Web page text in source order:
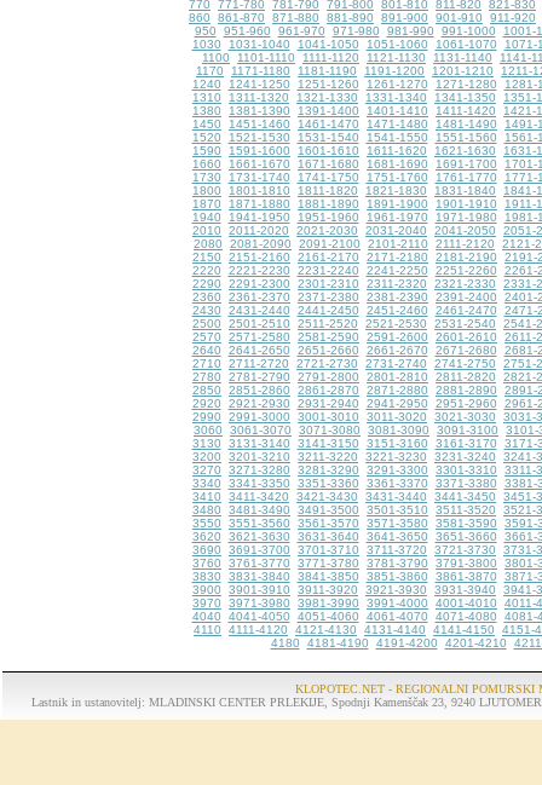
770
771-780 781-790 791-800 801-810 811-820
821-830
860
861-870 871-880 881-890 891-900 901-910
911-920
950
951-960 961-970 971-980 981-990 991-1000
1001-
1030
1031-1040 1041-1050 1051-1060 1061-1070
1071-
1100
1101-1110 1111-1120 1121-1130 1131-1140
1141-
1170
1171-1180 1181-1190 1191-1200 1201-1210
1211-
1240
1241-1250 1251-1260 1261-1270 1271-1280
1281-
1310
1311-1320 1321-1330 1331-1340 1341-1350
1351-
1380
1381-1390 1391-1400 1401-1410 1411-1420
1421-
1450
1451-1460 1461-1470 1471-1480 1481-1490
1491-
1520
1521-1530 1531-1540 1541-1550 1551-1560
1561-
1590
1591-1600 1601-1610 1611-1620 1621-1630
1631-
1660
1661-1670 1671-1680 1681-1690 1691-1700
1701-
1730
1731-1740 1741-1750 1751-1760 1761-1770
1771-
1800
1801-1810 1811-1820 1821-1830 1831-1840
1841-
1870
1871-1880 1881-1890 1891-1900 1901-1910
1911-
1940
1941-1950 1951-1960 1961-1970 1971-1980
1981-
2010
2011-2020 2021-2030 2031-2040 2041-2050
2051-
2080
2081-2090 2091-2100 2101-2110 2111-2120
2121-
2150
2151-2160 2161-2170 2171-2180 2181-2190
2191-
2220
2221-2230 2231-2240 2241-2250 2251-2260
2261-
2290
2291-2300 2301-2310 2311-2320 2321-2330
2331-
2360
2361-2370 2371-2380 2381-2390 2391-2400
2401-
2430
2431-2440 2441-2450 2451-2460 2461-2470
2471-
2500
2501-2510 2511-2520 2521-2530 2531-2540
2541-
2570
2571-2580 2581-2590 2591-2600 2601-2610
2611-
2640
2641-2650 2651-2660 2661-2670 2671-2680
2681-
2710
2711-2720 2721-2730 2731-2740 2741-2750
2751-
2780
2781-2790 2791-2800 2801-2810 2811-2820
2821-
2850
2851-2860 2861-2870 2871-2880 2881-2890
2891-
2920
2921-2930 2931-2940 2941-2950 2951-2960
2961-
2990
2991-3000 3001-3010 3011-3020 3021-3030
3031-
3060
3061-3070 3071-3080 3081-3090 3091-3100
3101-
3130
3131-3140 3141-3150 3151-3160 3161-3170
3171-
3200
3201-3210 3211-3220 3221-3230 3231-3240
3241-
3270
3271-3280 3281-3290 3291-3300 3301-3310
3311-
3340
3341-3350 3351-3360 3361-3370 3371-3380
3381-
3410
3411-3420 3421-3430 3431-3440 3441-3450
3451-
3480
3481-3490 3491-3500 3501-3510 3511-3520
3521-
3550
3551-3560 3561-3570 3571-3580 3581-3590
3591-
3620
3621-3630 3631-3640 3641-3650 3651-3660
3661-
3690
3691-3700 3701-3710 3711-3720 3721-3730
3731-
3760
3761-3770 3771-3780 3781-3790 3791-3800
3801-
3830
3831-3840 3841-3850 3851-3860 3861-3870
3871-
3900
3901-3910 3911-3920 3921-3930 3931-3940
3941-
3970
3971-3980 3981-3990 3991-4000 4001-4010
4011-
4040
4041-4050 4051-4060 4061-4070 4071-4080
4081-
4110
4111-4120 4121-4130 4131-4140 4141-4150
4151-
4180
4181-4190 4191-4200 4201-4210
KLOPOTEC.NET - REGIONALNI POMURSKI
Lastnik in ustanovitelj: MLADINSKI CENTER PRLEKIJE, Spodnji Kamenščak 23, 9240